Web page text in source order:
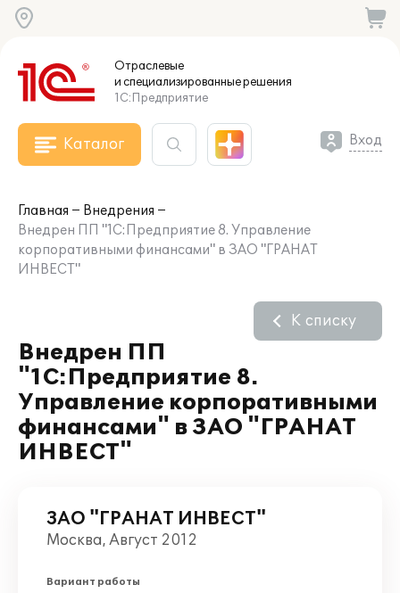
Отраслевые
и специализированныерешения
1С:Предприятие
Каталог Вход
Главная
Внедрения
Внедрен ПП "1С:Предприятие 8. Управление
корпоративными финансами" в ЗАО "ГРАНАТ
ИНВЕСТ"
Внедрен ПП
"1С:Предприятие 8.
Управление корпоративными
финансами" в ЗАО "ГРАНАТ
ИНВЕСТ"
К списку
ЗАО "ГРАНАТ ИНВЕСТ"
Москва, Август 2012
Вариант работы